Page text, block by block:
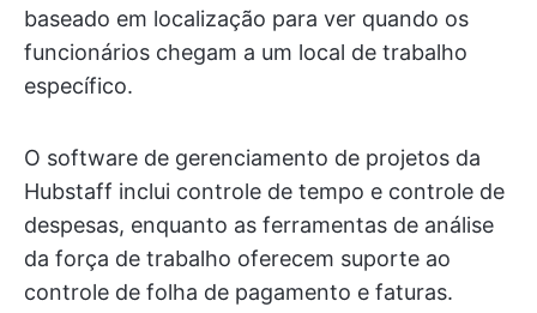
baseado em localização para ver quando os
funcionários chegam a um local de trabalho
específico.
O software de gerenciamento de projetos da
Hubstaff inclui controle de tempo e controle de
despesas, enquanto as ferramentas de análise
da força de trabalho oferecem suporte ao
controle de folha de pagamento e faturas.